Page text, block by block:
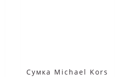
Сумка Michael Kors